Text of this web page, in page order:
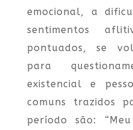
emocional, a
sentimentos
pontuados, se
para
existencial e
comuns trazidos
período são: